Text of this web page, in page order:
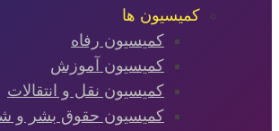
کمیسیون ها
کمیسیون رفاه
کمیسیون آموزش
کمیسیون نقل و انتقالات
کمیسیون حقوق بشر و